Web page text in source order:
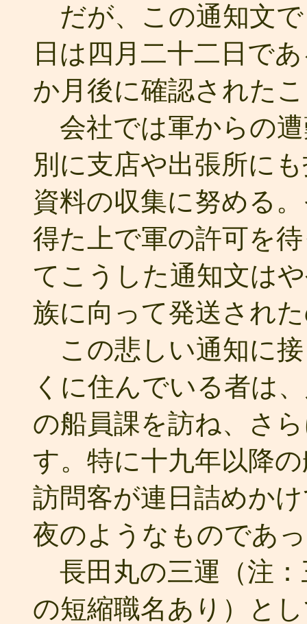
だが、この通知文
日は四月二十二日で
か月後に確認された
会社では軍からの
別に支店や出張所に
資料の収集に努める
得た上で軍の許可を
てこうした通知文は
族に向って発送され
この悲しい通知に
くに住んでいる者は
の船員課を訪ね、さ
す。特に十九年以降
訪問客が連日詰めか
夜のようなものであ
長田丸の三運（注：
の短縮職名あり）と